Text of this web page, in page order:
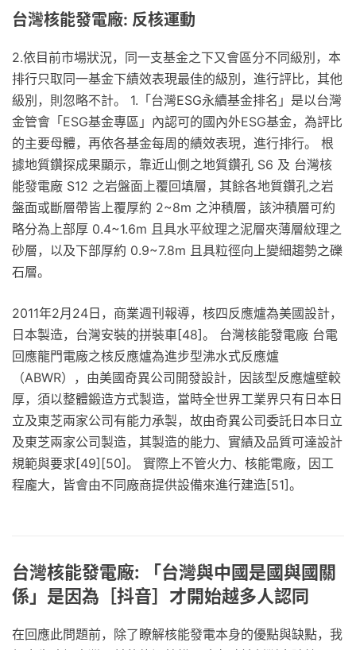
台灣核能發電廠: 反核運動
2.依目前市場狀況，同一支基金之下又會區分不同級別，本
排行只取同一基金下績效表現最佳的級別，進行評比，其他
級別，則忽略不計。 1.「台灣ESG永續基金排名」是以台灣
金管會「ESG基金專區」內認可的國內外ESG基金，為評比
的主要母體，再依各基金每周的績效表現，進行排行。 根
據地質鑽探成果顯示，靠近山側之地質鑽孔 S6 及 台灣核
能發電廠 S12 之岩盤面上覆回填層，其餘各地質鑽孔之岩
盤面或斷層帶皆上覆厚約 2~8m 之沖積層，該沖積層可約
略分為上部厚 0.4~1.6m 且具水平紋理之泥層夾薄層紋理之
砂層，以及下部厚約 0.9~7.8m 且具粒徑向上變細趨勢之礫
石層。
2011年2月24日，商業週刊報導，核四反應爐為美國設計，
日本製造，台灣安裝的拼裝車[48]。 台灣核能發電廠 台電
回應龍門電廠之核反應爐為進步型沸水式反應爐
（ABWR），由美國奇異公司開發設計，因該型反應爐壁較
厚，須以整體鍛造方式製造，當時全世界工業界只有日本日
立及東芝兩家公司有能力承製，故由奇異公司委託日本日立
及東芝兩家公司製造，其製造的能力、實績及品質可達設計
規範與要求[49][50]。 實際上不管火力、核能電廠，因工
程龐大，皆會由不同廠商提供設備來進行建造[51]。
台灣核能發電廠: 「台灣與中國是國與國關
係」是因為［抖音］才開始越多人認同
在回應此問題前，除了瞭解核能發電本身的優點與缺點，我